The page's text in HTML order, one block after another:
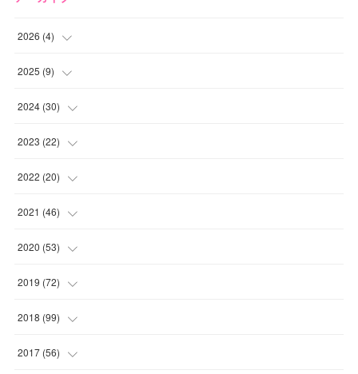
2026 (4)
( )
(1
(1
2025 (9)
(2
(2
(1
(1
2024 (30)
(4
(1
(4
(5
2023 (22)
(1
(2
(1
(1
2022 (20)
(4
(1
(1
(4
2021 (46)
(1
(3
(4
(1
2020 (53)
(2
(5
(5
2019 (72)
(7
(1
2018 (99)
(4
2017 (56)